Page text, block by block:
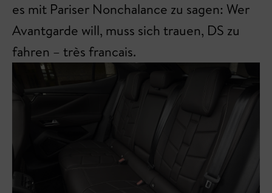
es mit Pariser Nonchalance zu sagen: Wer
Avantgarde will, muss sich trauen, DS zu
fahren – très francais.